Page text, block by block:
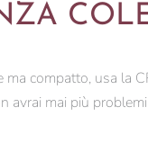
ma compatto, usa la
avrai mai più